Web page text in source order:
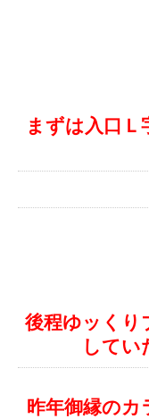
まずは入口
後程ゆッくり
してい
昨年御縁の